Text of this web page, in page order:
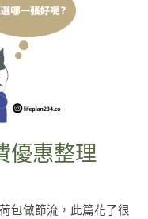
優惠整理
包做節流，此篇花了很